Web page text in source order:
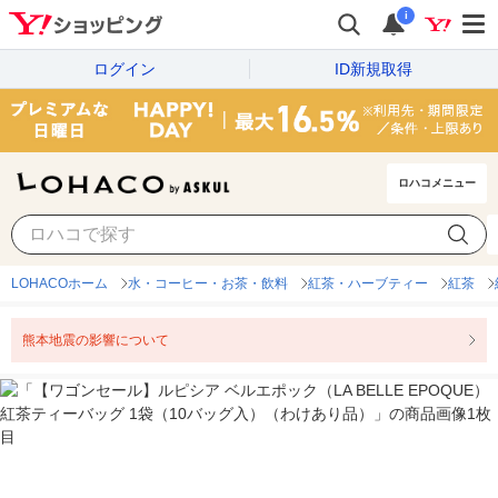
i
ログイン ID新規取得
ロハコメニュー
LOHACOホーム 水・コーヒー・お茶・飲料 紅茶・ハーブティー 紅茶
熊本地震の影響について